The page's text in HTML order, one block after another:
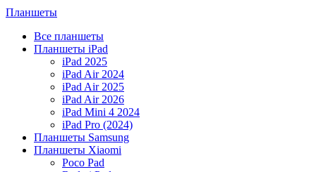
Планшеты
Все планшеты
Планшеты iPad
iPad 2025
iPad Air 2024
iPad Air 2025
iPad Air 2026
iPad Mini 4 2024
iPad Pro (2024)
Планшеты Samsung
Планшеты Xiaomi
Poco Pad